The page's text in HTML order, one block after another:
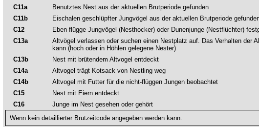
C11a
Benutztes Nest aus der aktuellen Brutperiode gefunden
C11b
Eischalen geschlüpfter Jungvögel aus der aktuellen Brutperiode
C12
Eben flügge Jungvögel (Nesthocker) oder Dunenjunge (Nestflüchter)
C13a
Altvögel verlassen oder suchen einen Nestplatz auf. Das Verhalten der
kann (hoch oder in Höhlen gelegene Nester)
C13b
Nest mit brütendem Altvogel entdeckt
C14a
Altvogel trägt Kotsack von Nestling weg
C14b
Altvogel mit Futter für die nicht-flüggen Jungen beobachtet
C15
Nest mit Eiern entdeckt
C16
Junge im Nest gesehen oder gehört
Wenn kein detaillierter Brutzeitcode angegeben werden kann: